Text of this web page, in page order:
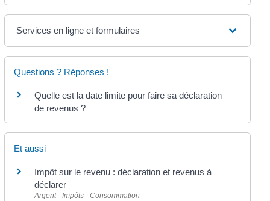
Services en ligne et formulaires
Questions ? Réponses !
Quelle est la date limite pour faire sa déclaration
de revenus ?
Et aussi
Impôt sur le revenu : déclaration et revenus à
déclarer
Argent - Impôts - Consommation